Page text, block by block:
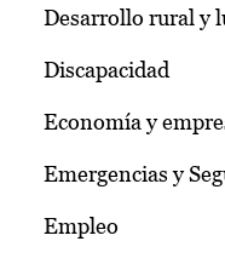
Desarrollo rural y
Discapacidad
Economía y
Emergencias y
Empleo